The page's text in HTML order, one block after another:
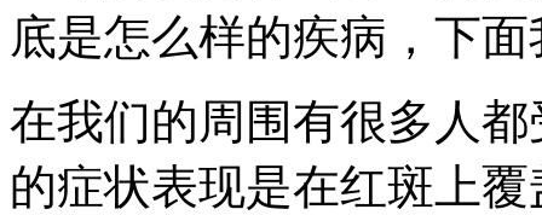
底是怎么样的疾病，下
在我们的周围有很多人
的症状表现是在红斑上